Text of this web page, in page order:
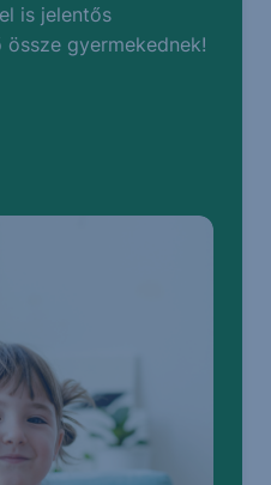
is jelentős
gyermekednek!